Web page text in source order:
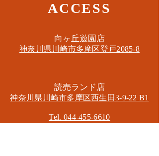
ACCESS
​向ヶ丘遊園店
神奈川県川崎市多摩区​登戸2085-8
​読売ランド店
神奈川県川崎市多摩区​西生田3-9-22 B1
Tel. 044-455-6610